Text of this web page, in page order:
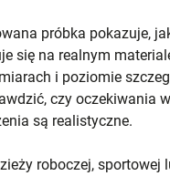
próbka pokazuje,
się na realnym
i poziomie
czy oczekiwania
są realistyczne.
roboczej, sportowej